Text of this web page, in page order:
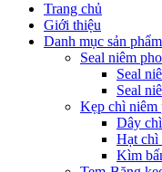
Trang chủ
Giới thiệu
Danh mục sản phẩm
Seal niêm
Seal
Seal
Kẹp chì niêm
Dây
Hạt chì
Kìm